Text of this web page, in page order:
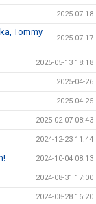
2025-07-18
Tommy
2025-07-17
2025-05-13 18:18
2025-04-26
2025-04-25
2025-02-07 08:43
2024-12-23 11:44
2024-10-04 08:13
2024-08-31 17:00
2024-08-28 16:20